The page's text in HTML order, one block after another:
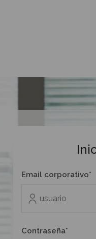
Email corporativo*
Contraseña*